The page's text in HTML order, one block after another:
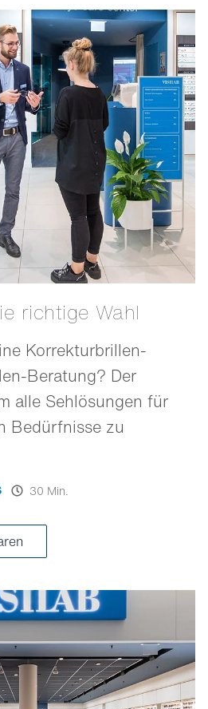
richtige Wahl
Korrekturbrillen-
Beratung? Der
alle Sehlösungen für
Bedürfnisse zu
30 Min.